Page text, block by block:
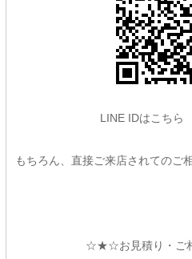
LINE IDはこち
もちろん、直接ご来店されてのご
☆★☆お見積り・